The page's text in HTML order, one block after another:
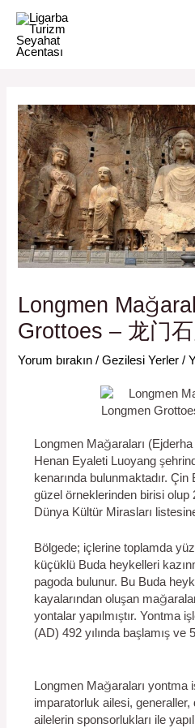
atla
Longmen
Grottoes – 龙门
Yorum bırakın /Gezilesi Yerler /
Longmen Mağaraları (Ejderha
Henan Eyaleti Luoyang
kenarında bulunmaktadır. Çin
güzel örneklerinden birisi olup
Dünya Kültür Mirasları
Bölgede; içlerine toplamda
küçüklü Buda heykelleri
pagoda bulunur. Bu Buda
kayalarından oluşan
yontalar yapılmıştır. Yontma
(AD) 492 yılında başlamış ve
Longmen Mağaraları yontma
imparatorluk ailesi,
ailelerin sponsorlukları ile